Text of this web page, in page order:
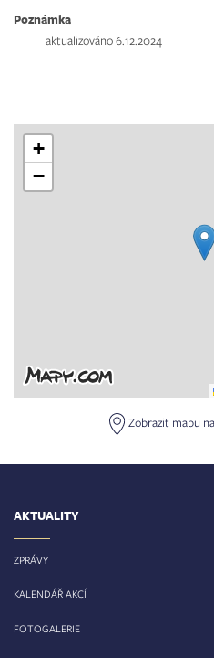
Poznámka
aktualizováno 6.12.2024
+
−
Zobrazit mapu
AKTUALITY
ZPRÁVY
KALENDÁŘ AKCÍ
FOTOGALERIE